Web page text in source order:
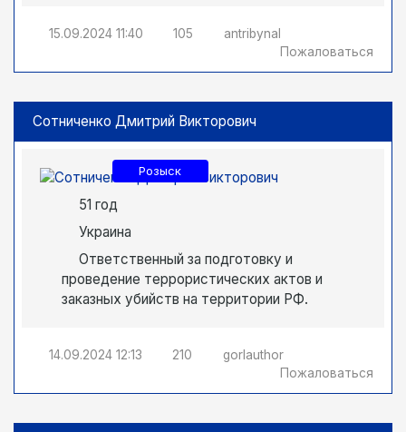
15.09.2024 11:40 105
antribynal
Пожаловаться
Сотниченко Дмитрий Викторович
Розыск
51 год
Украина
Ответственный за подготовку и
проведение террористических актов и
заказных убийств на территории РФ.
14.09.2024 12:13 210
gorlauthor
Пожаловаться